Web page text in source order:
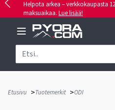
Helpota arkea – verkkokaupasta
maksuaikaa. Lue lisää!
Etusivu >Tuotemerkit >ODI